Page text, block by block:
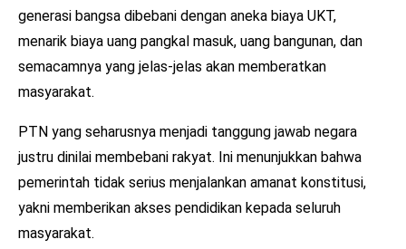
generasi bangsa dibebani dengan aneka biaya UKT,
menarik biaya uang pangkal masuk, uang bangunan, dan
semacamnya yang jelas-jelas akan memberatkan
masyarakat.
PTN yang seharusnya menjadi tanggung jawab negara
justru dinilai membebani rakyat. Ini menunjukkan bahwa
pemerintah tidak serius menjalankan amanat konstitusi,
yakni memberikan akses pendidikan kepada seluruh
masyarakat.